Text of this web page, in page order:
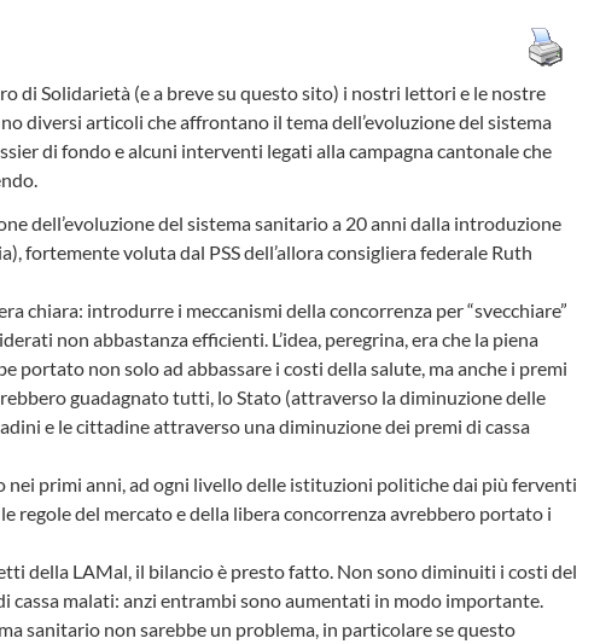
di Solidarietà (e a breve su questo sito) i nostri lettori e le nostre
diversi articoli che affrontano il tema dell’evoluzione del sistema
di fondo e alcuni interventi legati alla campagna cantonale che
dell’evoluzione del sistema sanitario a 20 anni dalla introduzione
fortemente voluta dal PSS dell’allora consigliera federale Ruth
chiara: introdurre i meccanismi della concorrenza per “svecchiare”
non abbastanza efficienti. L’idea, peregrina, era che la piena
portato non solo ad abbassare i costi della salute, ma anche i premi
guadagnato tutti, lo Stato (attraverso la diminuzione delle
e le cittadine attraverso una diminuzione dei premi di cassa
primi anni, ad ogni livello delle istituzioni politiche dai più ferventi
regole del mercato e della libera concorrenza avrebbero portato i
della LAMal, il bilancio è presto fatto. Non sono diminuiti i costi del
malati: anzi entrambi sono aumentati in modo importante.
sanitario non sarebbe un problema, in particolare se questo